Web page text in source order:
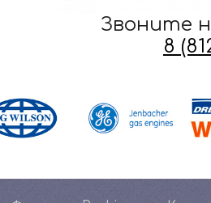
Звоните
8